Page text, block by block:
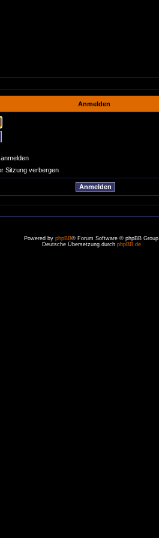
Anmelden
Sitzung verbergen
Powered by phpBB® Forum Software © phpBB Group
Deutsche Übersetzung durch phpBB.de